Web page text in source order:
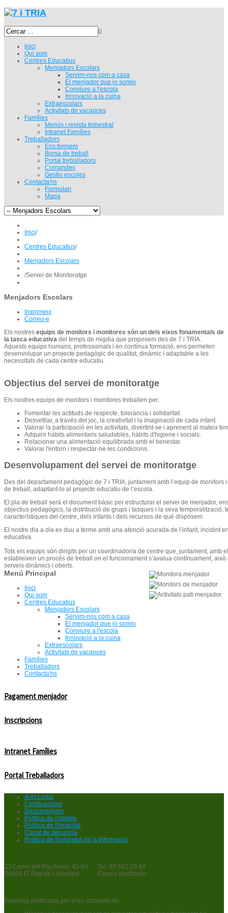
0
Inici
Qui som
Centres Educatius
Menjadors Escolars
Servim-nos com a casa
El menjador que jo somio
Conviure a l'escola
Innovació a la cuina
Extraescolars
Activitats de vacances
Famílies
Menús i revista trimestral
Intranet Famílies
Treballadors
Ens formem
Borsa de treball
Portal treballadors
Comandes
Gestio escoles
Contacta'ns
Formulari
Mapa
Inici/
Centres Educatius/
Menjadors Escolars
/Servei de Monitoratge
Menjadors Escolars
Imprimeix
Correu-e
Els nostres equips de monitors i monitores són un dels eixos fonamentals de
la tasca educativa del temps de migdia que proposem des de 7 i TRIA.
Aquests equips humans, professionals i en contínua formació, ens permeten
desenvolupar un projecte pedagògic de qualitat, dinàmic i adaptable a les
necessitats de cada centre educatiu.
Objectius del servei de monitoratge
Els nostres equips de monitors i monitores treballen per:
Fomentar les actituds de respecte, tolerància i solidaritat.
Desvetllar, a través del joc, la creativitat i la imaginació de cada infant.
Valorar la participació en les activitats, divertint-se i aprenent al mateix
Adquirir hàbits alimentaris saludables, hàbits d'higiene i socials.
Relacionar una alimentació equilibrada amb el benestar.
Valorar l'entorn i respectar-ne les condicions.
Desenvolupament del servei de monitoratge
Des del departament pedagògic de 7 i TRIA, juntament amb l’equip de monitors
de treball, adaptant-lo al projecte educatiu de l’escola.
El pla de treball serà el document bàsic per estructurar el servei de menjador,
objectius pedagògics, la distribució de grups i tasques i la seva temporalització,
característiques del centre, dels infants i dels recursos de què disposem.
El nostre dia a dia es duu a terme amb una atenció acurada de l’infant, incidint
educativa.
Tots els equips són dirigits per un coordinador/a de centre que, juntament, amb
estableixen un procés de treball on el funcionament s’avalua contínuament,
serveis dinàmics i oberts.
Menú Principal
Inici
Qui som
Centres Educatius
Menjadors Escolars
Servim-nos com a casa
El menjador que jo somio
Conviure a l'escola
Innovació a la cuina
Extraescolars
Activitats de vacances
Famílies
Treballadors
Contacta'ns
Pagament menjador
Inscripcions
Intranet Famílies
Portal Treballadors
Avis Legal
Certificacions
Descarregues
Politica de cookies
Politica de Privacitat
Canal de denúncia
Política de Seguretat de la Informació
C/ Carrer del Riu Anoia, 42-54
08820 El Prat de Llobregat
Tel. 93 682 10 43
Correu electrònic:
Empresa certificada per a les activitats de: